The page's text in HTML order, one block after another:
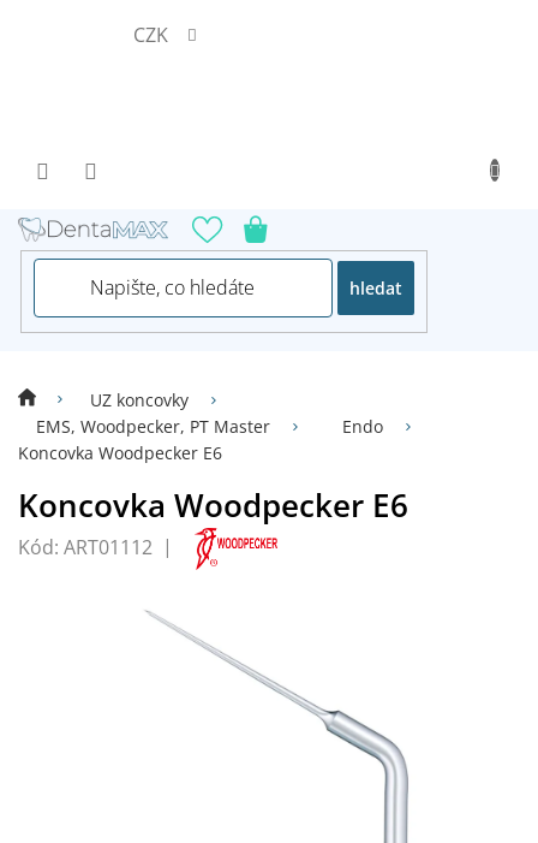
CZK
hledat
UZ koncovky
EMS, Woodpecker, PT Master
Endo
Koncovka Woodpecker E6
Koncovka Woodpecker E6
Kód: ART01112